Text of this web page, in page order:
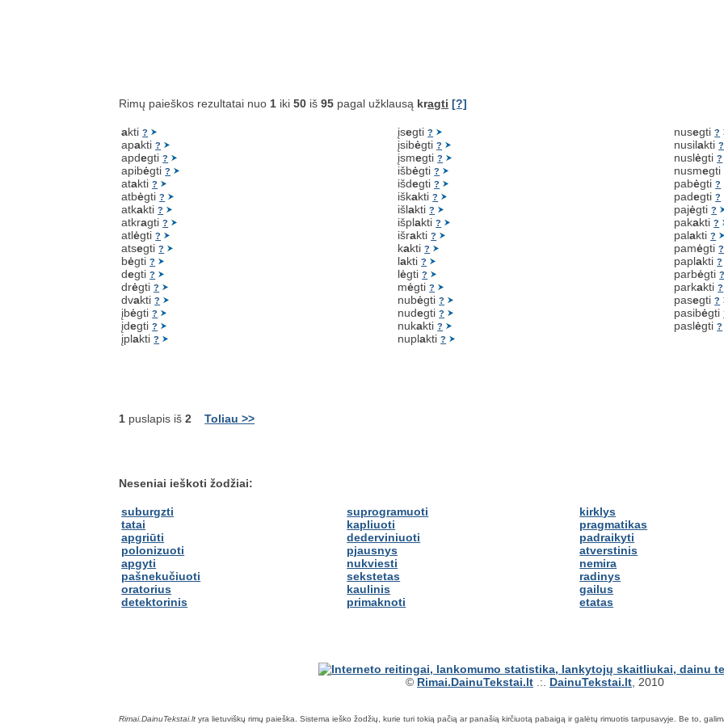
Rimų paieškos rezultatai nuo 1 iki50 iš95 pagal užklausą kragti [?]
akti?
apakti?
apdegti?
apibėgti?
atakti?
atbėgti?
atkakti?
atkragti?
atlėgti?
atsegti?
bėgti?
degti?
drėgti?
dvakti?
įbėgti?
įdegti?
įplakti?
įsegti?
įsibėgti?
įsmegti?
išbėgti?
išdegti?
iškakti?
išlakti?
išplakti?
išrakti?
kakti?
lakti?
lėgti?
mėgti?
nubėgti?
nudegti?
nukakti?
nuplakti?
nusegti?
nusilakti?
nuslėgti?
nusmegti
pabėgti?
padegti?
pajėgti?
pakakti?
palakti?
pamėgti?
paplakti?
parbėgti?
parkakti?
pasegti?
pasibėgti
paslėgti?
1 puslapis iš2 Toliau >>
Neseniai ieškoti žodžiai:
suburgzti
tatai
apgriūti
polonizuoti
apgyti
pašnekučiuoti
oratorius
detektorinis
suprogramuoti
kapliuoti
dederviniuoti
pjausnys
nukviesti
sekstetas
kaulinis
primaknoti
kirklys
pragmatikas
padraikyti
atverstinis
nemira
radinys
gailus
etatas
© Rimai.DainuTekstai.lt .:. DainuTekstai.lt , 2010
Rimai.DainuTekstai.lt yra lietuviškų rimų paieška. Sistema ieško žodžių, kurie turi tokią pačią ar panašią kirčiuotą pabaigą ir galėtų rimuotis tarpusavyje. Be to,